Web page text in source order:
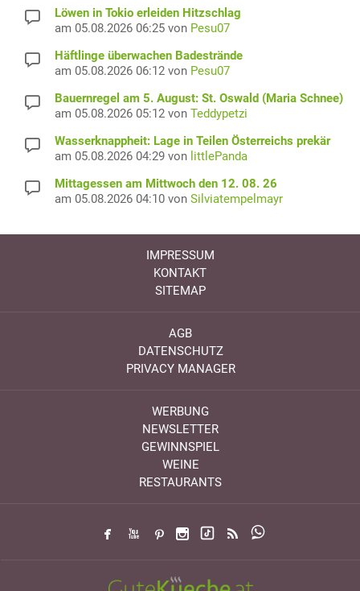
Löwen in Tokio erleiden Hitzschlag
am 05.08.2026 06:25 von Pesu07
Häftlinge überwachen Badestrände
am 05.08.2026 06:12 von Pesu07
Bauernregel am 5. August: St. Oswald (Maria Schnee)
am 05.08.2026 05:12 von Teddypetzi
Wasserknappheit: Lage in Teilen Österreichs prekär
am 05.08.2026 04:29 von littlePanda
Mittagessen am Mittwoch den 12. 08. 26
am 05.08.2026 04:10 von Silviatempelmayr
IMPRESSUM
KONTAKT
SITEMAP
AGB
DATENSCHUTZ
PRIVACY MANAGER
WERBUNG
NEWSLETTER
GEWINNSPIEL
WEINE
RESTAURANTS